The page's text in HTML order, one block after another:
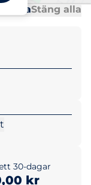
allaStäng alla
30-dagar
kr